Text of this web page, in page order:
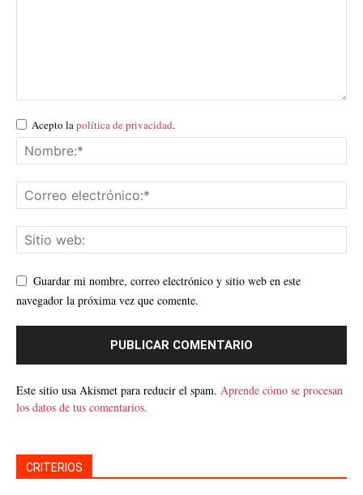
Acepto lapolítica de privacidad.
Guardar mi nombre, correo electrónico y sitio web en este
navegador la próxima vez que comente.
Este sitio usa Akismet para reducir el spam. Aprende cómo se procesan
los datos de tus comentarios.
CRITERIOS